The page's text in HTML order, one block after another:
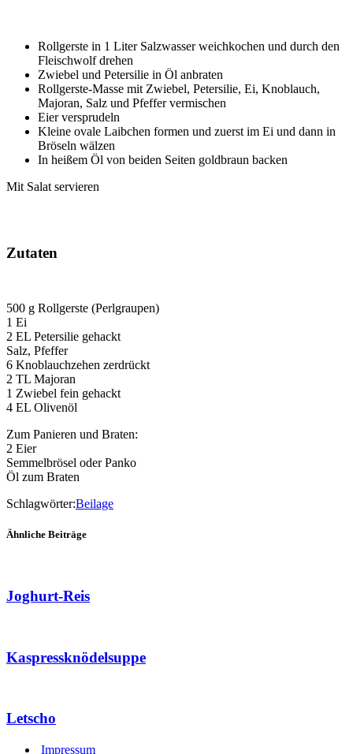
Rollgerste in 1 Liter Salzwasser weichkochen und durch den
Fleischwolf drehen
Zwiebel und Petersilie in Öl anbraten
Rollgerste-Masse mit Zwiebel, Petersilie, Ei, Knoblauch,
Majoran, Salz und Pfeffer vermischen
Eier versprudeln
Kleine ovale Laibchen formen und zuerst im Ei und dann in
Bröseln wälzen
In heißem Öl von beiden Seiten goldbraun backen
Mit Salat servieren
Zutaten
500 g Rollgerste (Perlgraupen)
1 Ei
2 EL Petersilie gehackt
Salz, Pfeffer
6 Knoblauchzehen zerdrückt
2 TL Majoran
1 Zwiebel fein gehackt
4 EL Olivenöl
Zum Panieren und Braten:
2 Eier
Semmelbrösel oder Panko
Öl zum Braten
Schlagwörter:Beilage
Ähnliche Beiträge
Joghurt-Reis
Kaspressknödelsuppe
Letscho
Impressum